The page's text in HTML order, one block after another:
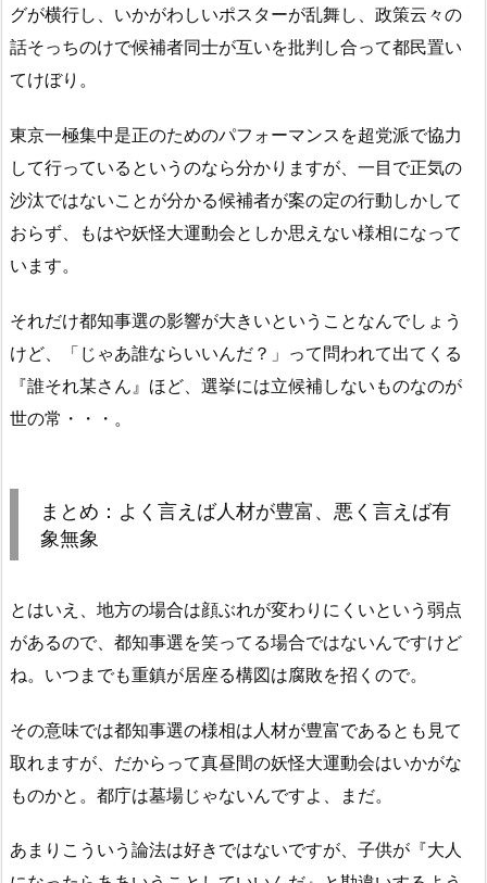
グが横行し、いかがわしいポスターが乱舞し、政策云々の
話そっちのけで候補者同士が互いを批判し合って都民置い
てけぼり。
東京一極集中是正のためのパフォーマンスを超党派で協力
して行っているというのなら分かりますが、一目で正気の
沙汰ではないことが分かる候補者が案の定の行動しかして
おらず、もはや妖怪大運動会としか思えない様相になって
います。
それだけ都知事選の影響が大きいということなんでしょう
けど、「じゃあ誰ならいいんだ？」って問われて出てくる
『誰それ某さん』ほど、選挙には立候補しないものなのが
世の常・・・。
まとめ：よく言えば人材が豊富、悪く言えば有
象無象
とはいえ、地方の場合は顔ぶれが変わりにくいという弱点
があるので、都知事選を笑ってる場合ではないんですけど
ね。いつまでも重鎮が居座る構図は腐敗を招くので。
その意味では都知事選の様相は人材が豊富であるとも見て
取れますが、だからって真昼間の妖怪大運動会はいかがな
ものかと。都庁は墓場じゃないんですよ、まだ。
あまりこういう論法は好きではないですが、子供が『大人